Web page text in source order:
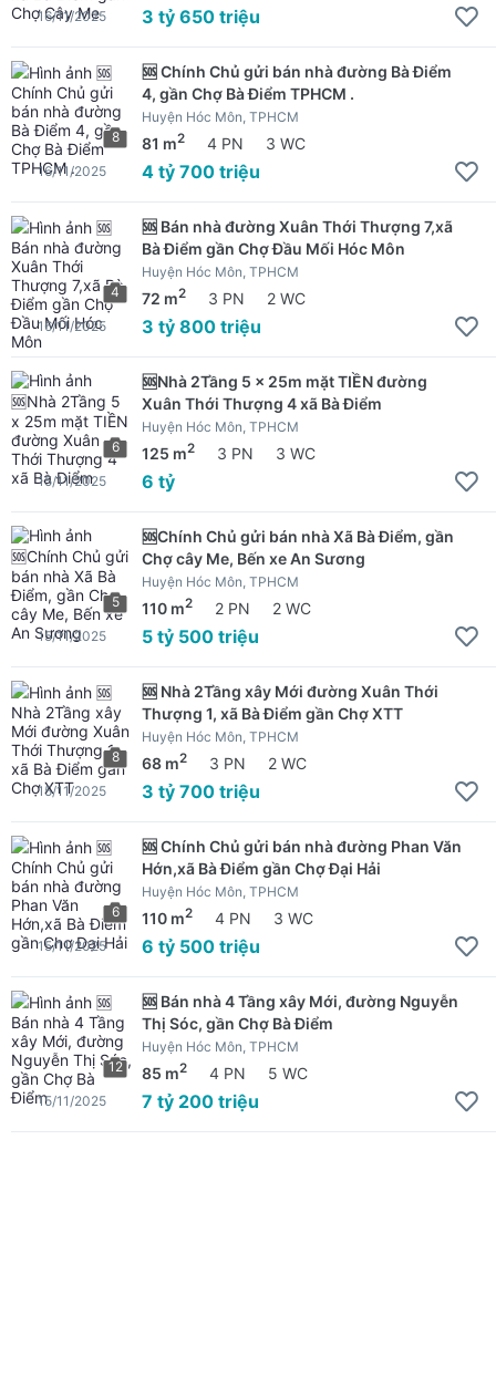
3 tỷ 650 triệu
16/11/2025
8
🆘 Chính Chủ gửi bán nhà đường Bà Điểm
4, gần Chợ Bà Điểm TPHCM .
Huyện Hóc Môn, TPHCM
81 m2 4 PN 3 WC
4 tỷ 700 triệu
16/11/2025
4
🆘 Bán nhà đường Xuân Thới Thượng 7,xã
Bà Điểm gần Chợ Đầu Mối Hóc Môn
Huyện Hóc Môn, TPHCM
72 m2 3 PN 2 WC
3 tỷ 800 triệu
16/11/2025
6
🆘Nhà 2Tầng 5 x 25m mặt TIỀN đường
Xuân Thới Thượng 4 xã Bà Điểm
Huyện Hóc Môn, TPHCM
125 m2 3 PN 3 WC
6 tỷ
15/11/2025
5
🆘Chính Chủ gửi bán nhà Xã Bà Điểm, gần
Chợ cây Me, Bến xe An Sương
Huyện Hóc Môn, TPHCM
110 m2 2 PN 2 WC
5 tỷ 500 triệu
15/11/2025
8
🆘 Nhà 2Tầng xây Mới đường Xuân Thới
Thượng 1, xã Bà Điểm gần Chợ XTT
Huyện Hóc Môn, TPHCM
68 m2 3 PN 2 WC
3 tỷ 700 triệu
15/11/2025
6
🆘 Chính Chủ gửi bán nhà đường Phan Văn
Hớn,xã Bà Điểm gần Chợ Đại Hải
Huyện Hóc Môn, TPHCM
110 m2 4 PN 3 WC
6 tỷ 500 triệu
15/11/2025
12
🆘 Bán nhà 4 Tầng xây Mới, đường Nguyễn
Thị Sóc, gần Chợ Bà Điểm
Huyện Hóc Môn, TPHCM
85 m2 4 PN 5 WC
7 tỷ 200 triệu
15/11/2025